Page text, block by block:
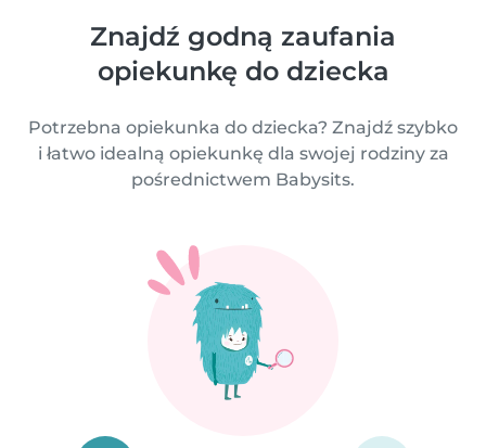
Znajdź godną zaufania
opiekunkę do dziecka
Potrzebna opiekunka do dziecka? Znajdź szybko
i łatwo idealną opiekunkę dla swojej rodziny za
pośrednictwem Babysits.